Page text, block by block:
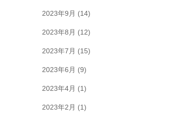
2023年9月 (14)
2023年8月 (12)
2023年7月 (15)
2023年6月 (9)
2023年4月 (1)
2023年2月 (1)